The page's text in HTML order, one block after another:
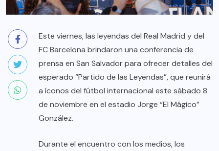
Este viernes, las leyendas del Real Madrid y del
FC Barcelona brindaron una conferencia de
prensa en San Salvador para ofrecer detalles del
esperado “Partido de las Leyendas”, que reunirá
a íconos del fútbol internacional este sábado 8
de noviembre en el estadio Jorge “El Mágico”
González.
Durante el encuentro con los medios, los